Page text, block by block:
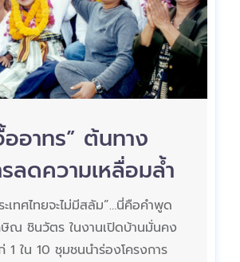
ออาทร” ต้นทาง
ลดความเหลื่อมล้ำ
เทศไทยจะไม่มีสลัม”…นี่คือคำพูด
ณ ชินวัตร ในงานเปิดบ้านมั่นคง
1 ใน 10 ชุมชนนำร่องโครงการ